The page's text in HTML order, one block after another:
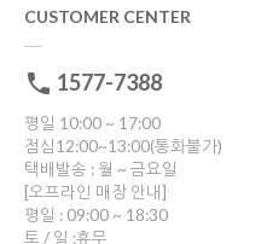
CUSTOMER CENTER
1577-7388
평일 10:00 ~ 17:00
점심12:00~13:00(통화불가)
택배발송 : 월 ~ 금요일
[오프라인 매장 안내]
평일 : 09:00 ~ 18:30
토 / 일 :휴무